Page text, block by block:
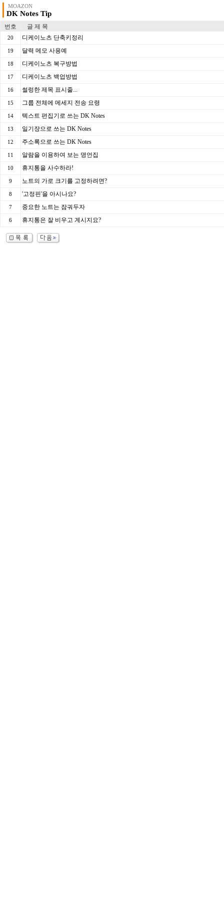
MOAZON
DK Notes Tip
번호 글 제 목
20 디케이노츠 단축키정리
19 달력 메모 사용예
18 디케이노츠 복구방법
17 디케이노츠 백업방법
16 썰렁한 제목 표시줄...
15 그룹 전체에 메세지 전송 요령
14 텍스트 편집기로 쓰는 DK Notes
13 일기장으로 쓰는 DK Notes
12 주소록으로 쓰는 DK Notes
11 알람을 이용하여 보는 명언집
10 휴지통을 사수하라!
9 노트의 가로 크기를 고정하려면?
8 '고정핀'을 아시나요?
7 중요한 노트는 잠궈두자
6 휴지통은 잘 비우고 계시지요?